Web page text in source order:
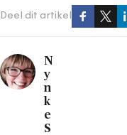
Deel dit artikel
N
y
n
k
e
S